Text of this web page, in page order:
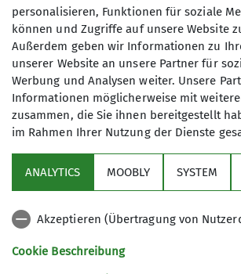
Gletschermessdienst des
Alpenvereins für die vergangene
fest. (Foto:ÖAV/Bernd Noggler)
Bundesverband
Service
personalisieren, Funktionen für soziale
können und Zugriffe auf unsere Website
Außerdem geben wir Informationen zu
unserer Website an unsere Partner für
Werbung und Analysen weiter. Unsere
Informationen möglicherweise mit
zusammen, die Sie ihnen bereitgestellt
im Rahmen Ihrer Nutzung der Dienste
ANALYTICS MOOBLY SYSTEM
Akzeptieren (Übertragung von
Cookie Beschreibung